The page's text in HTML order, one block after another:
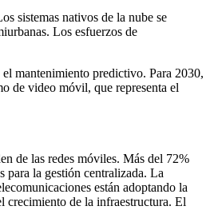
sistemas nativos de la nube se
Los esfuerzos de
mantenimiento predictivo. Para 2030,
de video móvil, que representa el
de las redes móviles. Más del 72%
para la gestión centralizada. La
están adoptando la
crecimiento de la infraestructura. El